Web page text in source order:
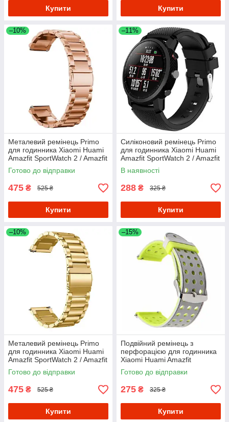
Купити Купити
–10%
Металевий ремінець Primo
для годинника Xiaomi Huami
Amazfit SportWatch 2 / Amazfit
Stratos - Rose Gold
Готово до відправки
475 ₴ 525 ₴
Купити
–11%
Силіконовий ремінець Primo
для годинника Xiaomi Huami
Amazfit SportWatch 2 / Amazfit
Stratos - Black
В наявності
288 ₴ 325 ₴
Купити
–10%
Металевий ремінець Primo
для годинника Xiaomi Huami
Amazfit SportWatch 2 / Amazfit
Stratos - Gold
Готово до відправки
475 ₴ 525 ₴
Купити
–15%
Подвійний ремінець з
перфорацією для годинника
Xiaomi Huami Amazfit
SportWatch 2/Amazfit Stratos -
Grey&Yellow
Готово до відправки
275 ₴ 325 ₴
Купити